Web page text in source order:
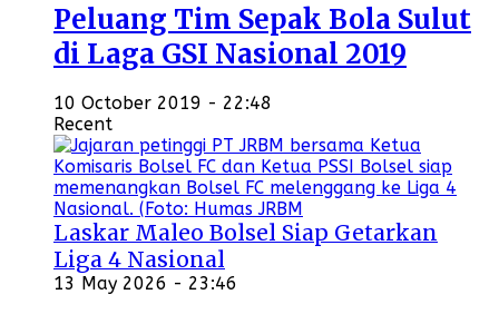
Peluang Tim Sepak Bola Sulut
di Laga GSI Nasional 2019
10 October 2019 - 22:48
Recent
Laskar Maleo Bolsel Siap Getarkan
Liga 4 Nasional
13 May 2026 - 23:46